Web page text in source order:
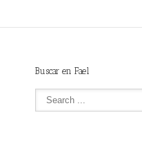
Buscar en Fael